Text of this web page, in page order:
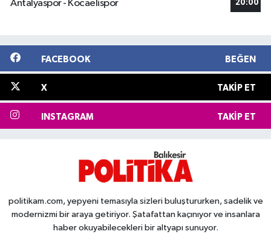
Antalyaspor - Kocaelispor 20:00
FACEBOOK BEĞEN
X TAKIP ET
INSTAGRAM TAKIP ET
politikam.com, yepyeni temasıyla sizleri buluştururken, sadelik ve
modernizmi bir araya getiriyor. Şatafattan kaçınıyor ve insanlara
haber okuyabilecekleri bir altyapı sunuyor.